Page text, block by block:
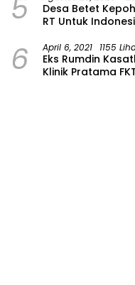
5
Desa Betet
RT Untuk
6 April 6, 2021 1155
Eks Rumdin
Klinik Pratama